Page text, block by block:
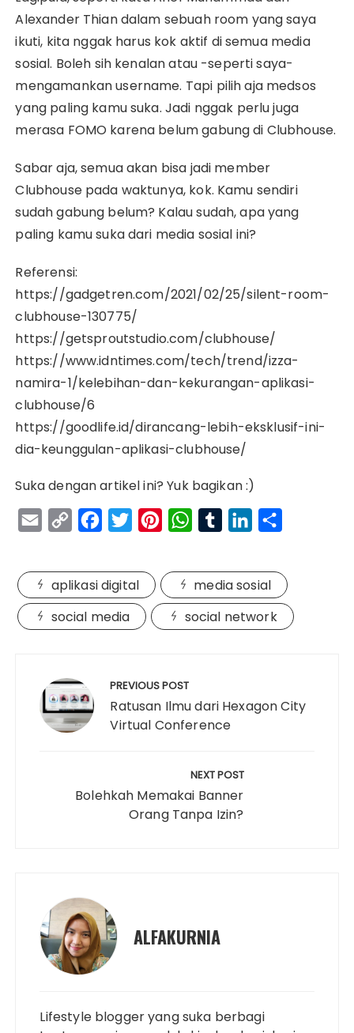
Alexander Thian dalam sebuah room yang saya
ikuti, kita nggak harus kok aktif di semua media
sosial. Boleh sih kenalan atau -seperti saya-
mengamankan username. Tapi pilih aja medsos
yang paling kamu suka. Jadi nggak perlu juga
merasa FOMO karena belum gabung di Clubhouse.
Sabar aja, semua akan bisa jadi member
Clubhouse pada waktunya, kok. Kamu sendiri
sudah gabung belum? Kalau sudah, apa yang
paling kamu suka dari media sosial ini?
Referensi:
https://gadgetren.com/2021/02/25/silent-room-
clubhouse-130775/
https://getsproutstudio.com/clubhouse/
https://www.idntimes.com/tech/trend/izza-
namira-1/kelebihan-dan-kekurangan-aplikasi-
clubhouse/6
https://goodlife.id/dirancang-lebih-eksklusif-ini-
dia-keunggulan-aplikasi-clubhouse/
Suka dengan artikel ini? Yuk bagikan :)
a
i
l
C
p
y
L
k
c
e
b
i
t
n
t
s
t
a
t
s
m
b
l
n
k
e
r
e
aplikasi digital
media sosial
social media
social network
pos PREVIOUS POST
Ratusan Ilmu dari Hexagon City
Virtual Conference
NEXT POST
Bolehkah Memakai Banner
Orang Tanpa Izin?
ALFAKURNIA
Lifestyle blogger yang suka berbagi